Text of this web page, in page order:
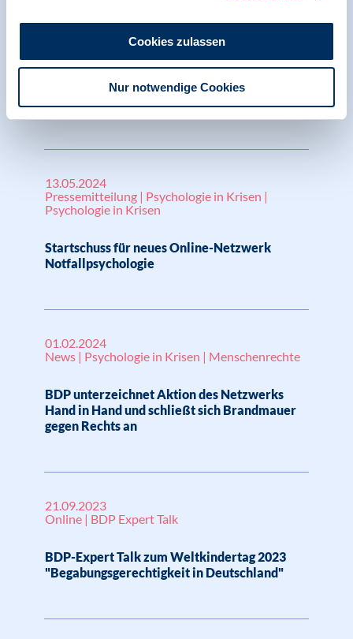
Cookies zulassen
Nur notwendige Cookies
Pressespiegel | SK Klinische Psychologie
Psychologen geben Startschuss für neues
Online-Netzwerk Notfallpsychologie
13.05.2024
Pressemitteilung | Psychologie in Krisen |
Psychologie in Krisen
Startschuss für neues Online-Netzwerk
Notfallpsychologie
01.02.2024
News | Psychologie in Krisen | Menschenrechte
BDP unterzeichnet Aktion des Netzwerks
Hand in Hand und schließt sich Brandmauer
gegen Rechts an
21.09.2023
Online | BDP Expert Talk
BDP-Expert Talk zum Weltkindertag 2023
"Begabungsgerechtigkeit in Deutschland"